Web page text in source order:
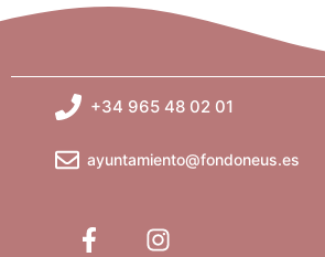
+34 965 48 02 01
ayuntamiento@fondoneus.es